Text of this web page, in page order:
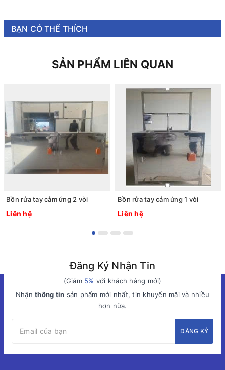
BẠN CÓ THỂ THÍCH
SẢN PHẨM LIÊN QUAN
Bồn rửa tay cảm ứng 2 vòi
Liên hệ
Bồn rửa tay cảm ứng 1 vòi
Liên hệ
Đăng Ký Nhận Tin
(Giảm 5% với khách hàng mới)
Nhậnthông tin sản phẩm mới nhất, tin khuyến mãi và nhiều
hơn nữa.
ĐĂNG KÝ